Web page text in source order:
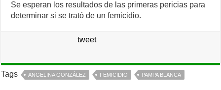
Se esperan los resultados de las primeras pericias para
determinar si se trató de un femicidio.
tweet
Tags ANGELINA GONZÁLEZ FEMICIDIO PAMPA BLANCA